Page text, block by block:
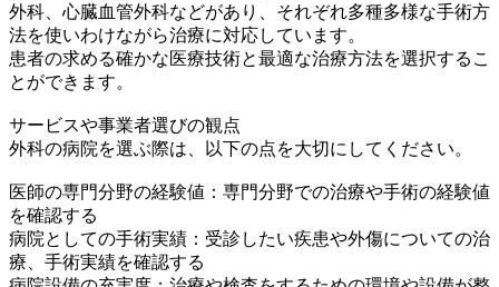
外科、心臓血管外科などがあり、それぞれ多種多様な手術方
法を使いわけながら治療に対応しています。
患者の求める確かな医療技術と最適な治療方法を選択するこ
とができます。
サービスや事業者選びの観点
外科の病院を選ぶ際は、以下の点を大切にしてください。
医師の専門分野の経験値：専門分野での治療や手術の経験値
を確認する
病院としての手術実績：受診したい疾患や外傷についての治
療、手術実績を確認する